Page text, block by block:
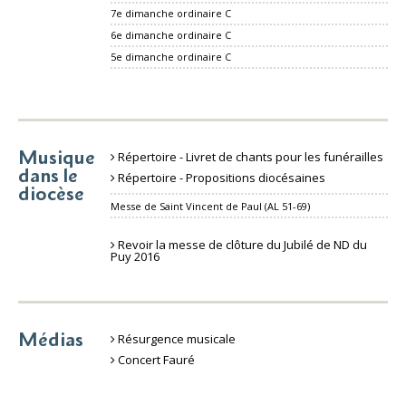
7e dimanche ordinaire C
6e dimanche ordinaire C
5e dimanche ordinaire C
Musique
dans le
diocèse
Répertoire - Livret de chants pour les funérailles
Répertoire - Propositions diocésaines
Messe de Saint Vincent de Paul (AL 51-69)
Revoir la messe de clôture du Jubilé de ND du
Puy 2016
Médias
Résurgence musicale
Concert Fauré